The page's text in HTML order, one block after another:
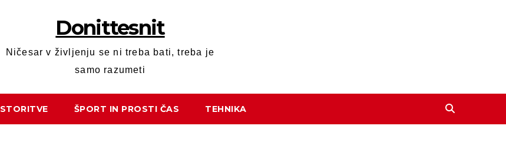
Donittesnit
Ničesar v življenju se ni treba bati, treba je
samo razumeti
STORITVE ŠPORT IN PROSTI ČAS TEHNIKA